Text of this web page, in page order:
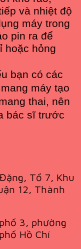
và nhiệt độ
máy trong
pin ra để
hoặc hỏng
bạn có các
máy tạo
thai, nên
bác sĩ trước
Tổ 7, Khu
12, Thành
3, phường
Hồ Chí